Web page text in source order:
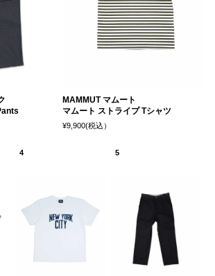
MAMMUT マムート
マムート ストライプ Tシャツ
¥9,900(税込）